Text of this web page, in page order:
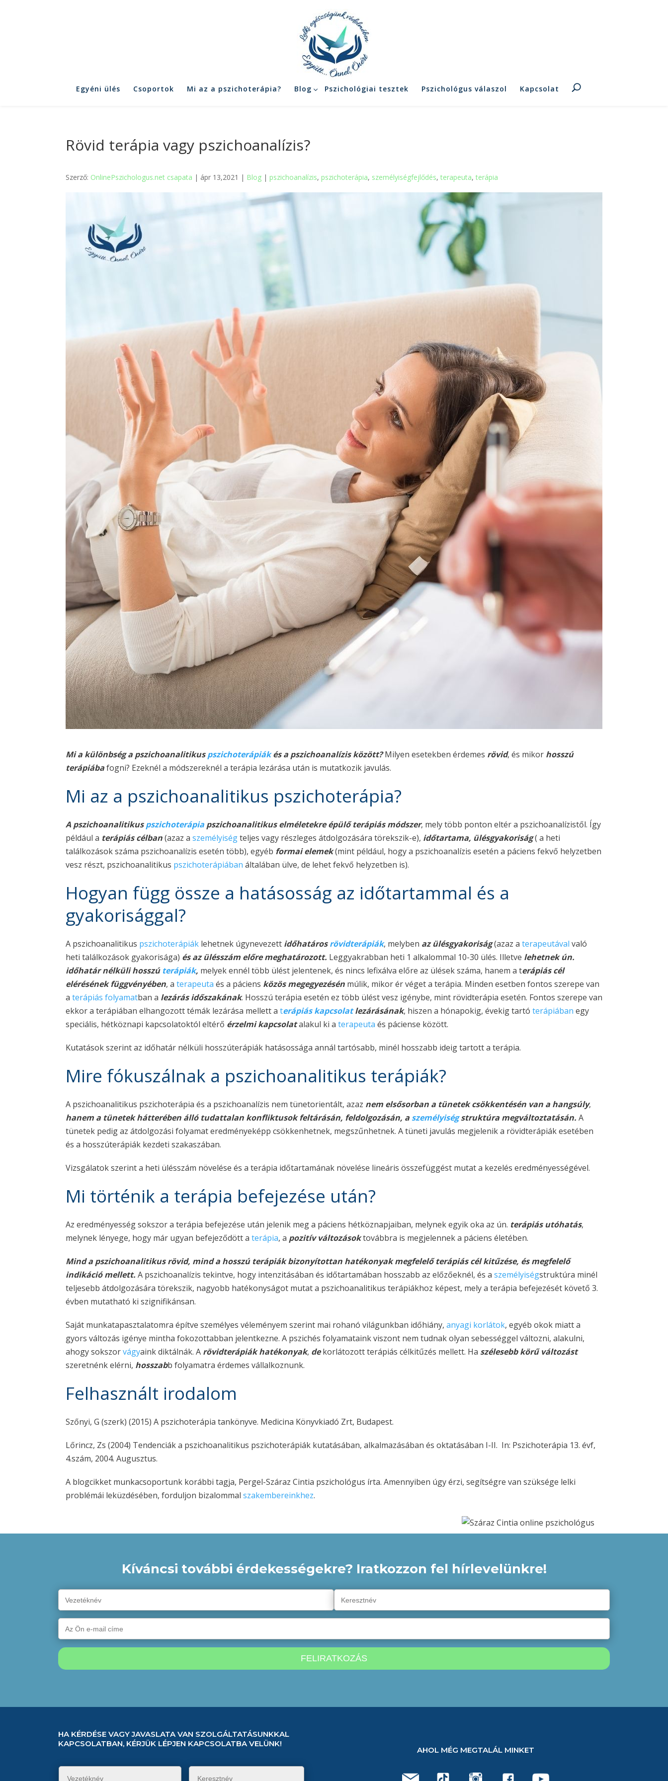
Egyéni ülés Csoportok Mi az a pszichoterápia? Blog Pszichológiai tesztek Pszichológus válaszol Kapcsolat
Rövid terápia vagy pszichoanalízis?
Szerző: OnlinePszichologus.net csapata | ápr 13,2021 | Blog | pszichoanalízis, pszichoterápia, személyiségfejlődés, terapeuta, terápia
Mi a különbség a pszichoanalitikuspszichoterápiákés a pszichoanalízis között?Milyen esetekben érdemes rövid, és mikor hosszú
terápiábafogni? Ezeknél a módszereknél a terápia lezárása után is mutatkozik javulás.
Mi az a pszichoanalitikus pszichoterápia?
A pszichoanalitikuspszichoterápia pszichoanalitikus elméletekre épülő terápiás módszer, mely több ponton eltér a pszichoanalízistől. Így
például a terápiás célban(azaz a személyiségteljes vagy részleges átdolgozására törekszik-e), időtartama, ülésgyakoriság( a heti
találkozások száma pszichoanalízis esetén több), egyéb formai elemek(mint például, hogy a pszichoanalízis esetén a páciens fekvő helyzetben
vesz részt, pszichoanalitikus pszichoterápiában általában ülve, de lehet fekvő helyzetben is).
Hogyan függ össze a hatásosság az időtartammal és a
gyakorisággal?
A pszichoanalitikus pszichoterápiák lehetnek úgynevezett időhatárosrövidterápiák, melyben az ülésgyakoriság(azaz a terapeutával való
heti találkozások gyakorisága) és az ülésszám előre meghatározott. Leggyakrabban heti 1 alkalommal 10-30 ülés. Illetve lehetnek ún.
időhatár nélküli hosszú terápiák, melyek ennél több ülést jelentenek, és nincs lefixálva előre az ülések száma, hanem a terápiás cél
elérésének függvényében, a terapeuta és a páciens közös megegyezésén múlik, mikor ér véget a terápia. Minden esetben fontos szerepe van
a terápiás folyamatban a lezárás időszakának. Hosszú terápia esetén ez több ülést vesz igénybe, mint rövidterápia esetén. Fontos szerepe van
ekkor a terápiában elhangozott témák lezárása mellett a terápiás kapcsolatlezárásának, hiszen a hónapokig, évekig tartó terápiában egy
speciális, hétköznapi kapcsolatoktól eltérő érzelmi kapcsolatalakul ki a terapeuta és páciense között.
Kutatások szerint az időhatár nélküli hosszúterápiák hatásossága annál tartósabb, minél hosszabb ideig tartott a terápia.
Mire fókuszálnak a pszichoanalitikus terápiák?
A pszichoanalitikus pszichoterápia és a pszichoanalízis nem tünetorientált, azaz nem elsősorban a tünetek csökkentésén van a hangsúly,
hanem a tünetek hátterében álló tudattalan konfliktusok feltárásán, feldolgozásán, a személyiségstruktúra megváltoztatásán. A
tünetek pedig az átdolgozási folyamat eredményeképp csökkenhetnek, megszűnhetnek. A tüneti javulás megjelenik a rövidterápiák esetében
és a hosszúterápiák kezdeti szakaszában.
Vizsgálatok szerint a heti ülésszám növelése és a terápia időtartamának növelése lineáris összefüggést mutat a kezelés eredményességével.
Mi történik a terápia befejezése után?
Az eredményesség sokszor a terápia befejezése után jelenik meg a páciens hétköznapjaiban, melynek egyik oka az ún. terápiás utóhatás,
melynek lényege, hogy már ugyan befejeződött a terápia, a pozitív változásoktovábbra is megjelennek a páciens életében.
Mind a pszichoanalitikus rövid, mind a hosszú terápiák bizonyítottan hatékonyak megfelelő terápiás cél kitűzése, és megfelelő
indikáció mellett. A pszichoanalízis tekintve, hogy intenzitásában és időtartamában hosszabb az előzőeknél, és a személyiségstruktúra minél
teljesebb átdolgozására törekszik, nagyobb hatékonyságot mutat a pszichoanalitikus terápiákhoz képest, mely a terápia befejezését követő 3.
évben mutatható ki szignifikánsan.
Saját munkatapasztalatomra építve személyes véleményem szerint mai rohanó világunkban időhiány, anyagi korlátok, egyéb okok miatt a
gyors változás igénye mintha fokozottabban jelentkezne. A pszichés folyamataink viszont nem tudnak olyan sebességgel változni, alakulni,
ahogy sokszorvágyaink diktálnák. A rövidterápiák hatékonyak, dekorlátozott terápiás célkitűzés mellett. Ha szélesebb körű változást
szeretnénk elérni, hosszabb folyamatra érdemes vállalkoznunk.
Felhasznált irodalom
Szőnyi, G (szerk) (2015) A pszichoterápia tankönyve. Medicina Könyvkiadó Zrt, Budapest.
Lőrincz, Zs (2004) Tendenciák a pszichoanalitikus pszichoterápiák kutatásában, alkalmazásában és oktatásában I-II. In: Pszichoterápia 13. évf,
4.szám, 2004. Augusztus.
A blogcikket munkacsoportunk korábbi tagja, Pergel-Száraz Cintia pszichológus írta. Amennyiben úgy érzi, segítségre van szüksége lelki
problémái leküzdésében, forduljon bizalommal szakembereinkhez.
Kíváncsi további érdekességekre? Iratkozzon fel hírlevelünkre!
HA KÉRDÉSE VAGY JAVASLATA VAN SZOLGÁLTATÁSUNKKAL
KAPCSOLATBAN, KÉRJÜK LÉPJEN KAPCSOLATBA VELÜNK!
AHOL MÉG MEGTALÁL MINKET